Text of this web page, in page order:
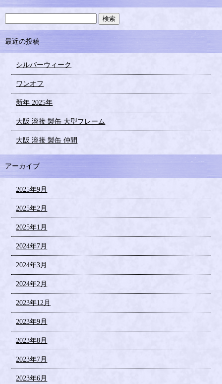
最近の投稿
シルバーウィーク
ワンオフ
新年 2025年
大阪 溶接 製缶 大型フレーム
大阪 溶接 製缶 仲間
アーカイブ
2025年9月
2025年2月
2025年1月
2024年7月
2024年3月
2024年2月
2023年12月
2023年9月
2023年8月
2023年7月
2023年6月